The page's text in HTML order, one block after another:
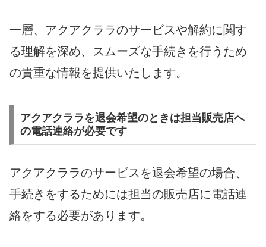
一層、アクアクララのサービスや解約に関す
る理解を深め、スムーズな手続きを行うため
の貴重な情報を提供いたします。
アクアクララを退会希望のときは担当販売店へ
の電話連絡が必要です
アクアクララのサービスを退会希望の場合、
手続きをするためには担当の販売店に電話連
絡をする必要があります。